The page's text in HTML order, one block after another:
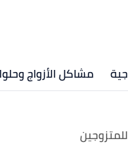
مشاكل الأزواج